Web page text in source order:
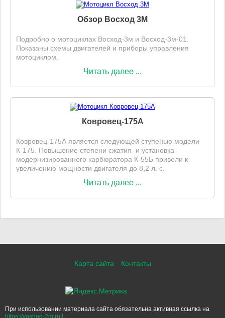
Обзор Восход 3М
Подробно о мотоциклах Восход-3м и Восход-3м-01.
Показаны схемы двигателей и приборы управления
мотоциклом.
Читать далее ...
Ковровец-175А
Ковровец-175А является следующей ступенью модели
К-175. Повышение степени сжатия и установка
модернизированного карбюратора К-55Б привели к
увеличению мощности двигателя до 8,2 л. с.
Читать далее ...
Карта сайта Контакты
При использовании материала сайта обязательна активная ссылка на
https://voshod-2m.ru !